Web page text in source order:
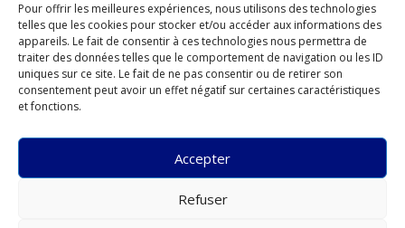
Pour offrir les meilleures expériences, nous utilisons des technologies
telles que les cookies pour stocker et/ou accéder aux informations des
appareils. Le fait de consentir à ces technologies nous permettra de
traiter des données telles que le comportement de navigation ou les ID
uniques sur ce site. Le fait de ne pas consentir ou de retirer son
consentement peut avoir un effet négatif sur certaines caractéristiques
et fonctions.
Accepter
Refuser